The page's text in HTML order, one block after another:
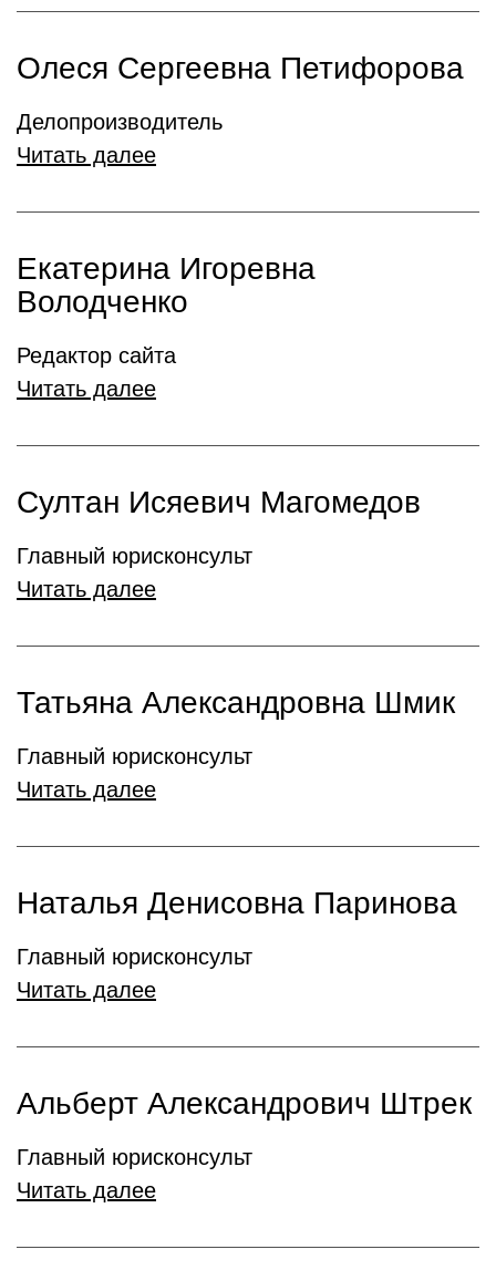
Олеся Сергеевна Петифорова
Делопроизводитель
Читать далее
Екатерина Игоревна
Володченко
Редактор сайта
Читать далее
Султан Исяевич Магомедов
Главный юрисконсульт
Читать далее
Татьяна Александровна Шмик
Главный юрисконсульт
Читать далее
Наталья Денисовна Паринова
Главный юрисконсульт
Читать далее
Альберт Александрович Штрек
Главный юрисконсульт
Читать далее